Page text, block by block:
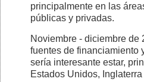
principalmente en las
públicas y privadas.
Noviembre - diciembre de
fuentes de financiamiento
sería interesante estar,
Estados Unidos,